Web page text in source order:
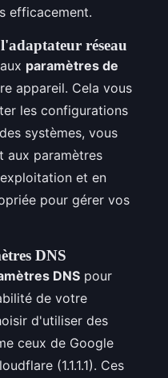
efficacement.
réseau
paramètres de
appareil. Cela vous
les configurations
systèmes, vous
aux paramètres
et en
pour gérer vos
DNS
DNS pour
de votre
d'utiliser des
ceux de Google
(1.1.1.1). Ces